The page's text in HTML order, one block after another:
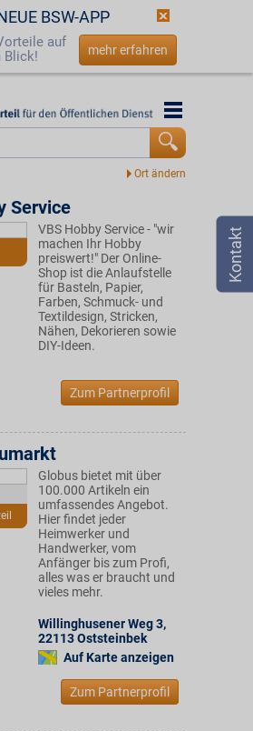
BSW-APP
auf
Blick!
mehr erfahren
82
Service
VBS Hobby Service - "wir
machen Ihr Hobby
preiswert!" Der Online-
Shop ist die Anlaufstelle
für Basteln, Papier,
Farben, Schmuck- und
Textildesign, Stricken,
Nähen, Dekorieren sowie
DIY-Ideen.
Zum Partnerprofil
Globus bietet mit über
100.000 Artikeln ein
umfassendes Angebot.
Hier findet jeder
Heimwerker und
Handwerker, vom
Anfänger bis zum Profi,
alles was er braucht und
vieles mehr.
Willinghusener Weg 3,
22113Oststeinbek
Auf Karte anzeigen
Zum Partnerprofil